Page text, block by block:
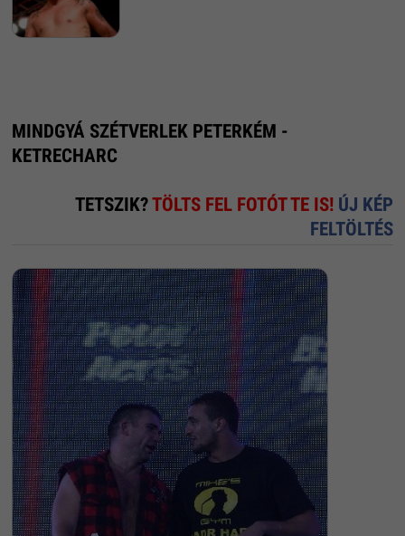
MINDGYÁ SZÉTVERLEK PETERKÉM -
KETRECHARC
TETSZIK?TÖLTS FEL FOTÓT TE IS! ÚJ KÉP
FELTÖLTÉS